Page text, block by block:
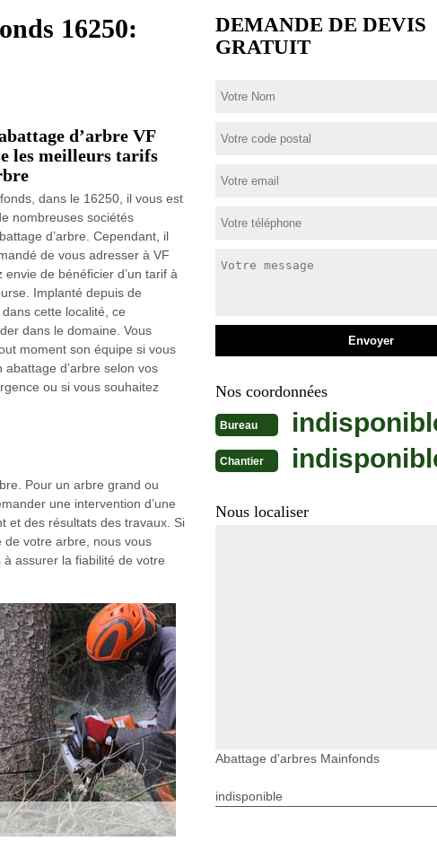
16250:
d’arbre VF
les meilleurs tarifs
dans le 16250, il vous est
nombreuses sociétés
d’arbre. Cependant, il
de vous adresser à VF
envie de bénéficier d’un tarif à
Implanté depuis de
cette localité, ce
dans le domaine. Vous
moment son équipe si vous
d’arbre selon vos
ou si vous souhaitez
Pour un arbre grand ou
une intervention d’une
et des résultats des travaux. Si
de votre arbre, nous vous
assurer la fiabilité de votre
DEMANDE DE DEVIS
GRATUIT
Nos coordonnées
Bureau
Chantier
Nous localiser
Abattage d'arbres Mainfonds
indisponible